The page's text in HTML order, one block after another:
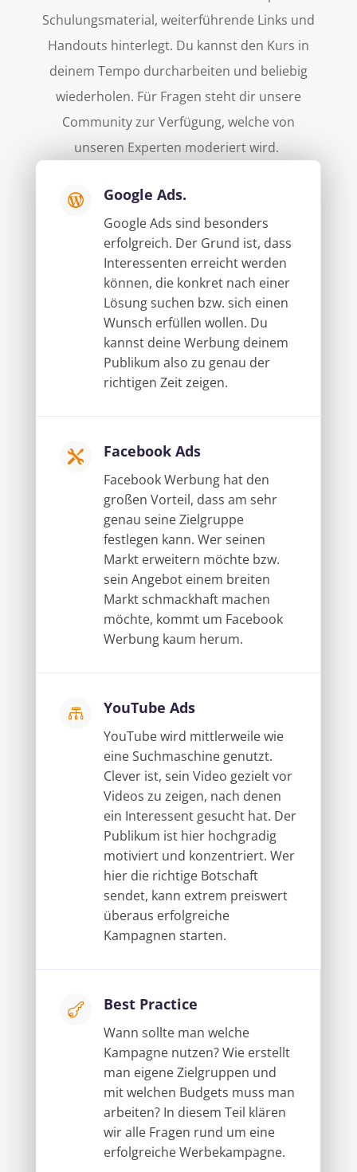
Schulungsmaterial, weiterführende Links und
Handouts hinterlegt. Du kannst den Kurs in
deinem Tempo durcharbeiten und beliebig
wiederholen. Für Fragen steht dir unsere
Community zur Verfügung, welche von
unseren Experten moderiert wird.
 Google Ads.
Google Ads sind besonders
erfolgreich. Der Grund ist, dass
Interessenten erreicht werden
können, die konkret nach einer
Lösung suchen bzw. sich einen
Wunsch erfüllen wollen. Du
kannst deine Werbung deinem
Publikum also zu genau der
richtigen Zeit zeigen.
 Facebook Ads
Facebook Werbung hat den
großen Vorteil, dass am sehr
genau seine Zielgruppe
festlegen kann. Wer seinen
Markt erweitern möchte bzw.
sein Angebot einem breiten
Markt schmackhaft machen
möchte, kommt um Facebook
Werbung kaum herum.
 YouTube Ads
YouTube wird mittlerweile wie
eine Suchmaschine genutzt.
Clever ist, sein Video gezielt vor
Videos zu zeigen, nach denen
ein Interessent gesucht hat. Der
Publikum ist hier hochgradig
motiviert und konzentriert. Wer
hier die richtige Botschaft
sendet, kann extrem preiswert
überaus erfolgreiche
Kampagnen starten.
 Best Practice
Wann sollte man welche
Kampagne nutzen? Wie erstellt
man eigene Zielgruppen und
mit welchen Budgets muss man
arbeiten? In diesem Teil klären
wir alle Fragen rund um eine
erfolgreiche Werbekampagne.